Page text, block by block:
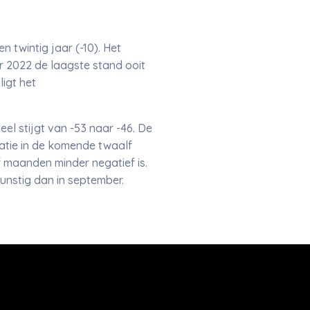
twintig jaar (-10). Het
2022 de laagste stand ooit
het
stijgt van -53 naar -46. De
in de komende twaalf
minder negatief is.
dan in september.